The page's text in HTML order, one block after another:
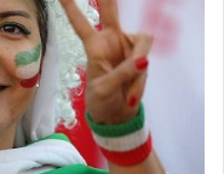
اطلاعات فنی و مربیگری
گفتنی است کهفدراسیون
مریبگری آسیا را برگزار